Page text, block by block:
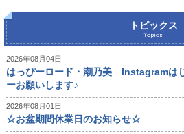
トピックス
Topics
2026年08月04日
はっぴーロード・潮乃美 Instagramは
ーお願いします♪
2026年08月01日
☆お盆期間休業日のお知らせ☆